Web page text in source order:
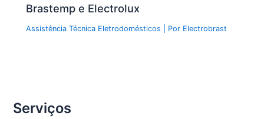
Brastemp e Electrolux
Assistência Técnica Eletrodomésticos | Por Electrobrast
Serviços